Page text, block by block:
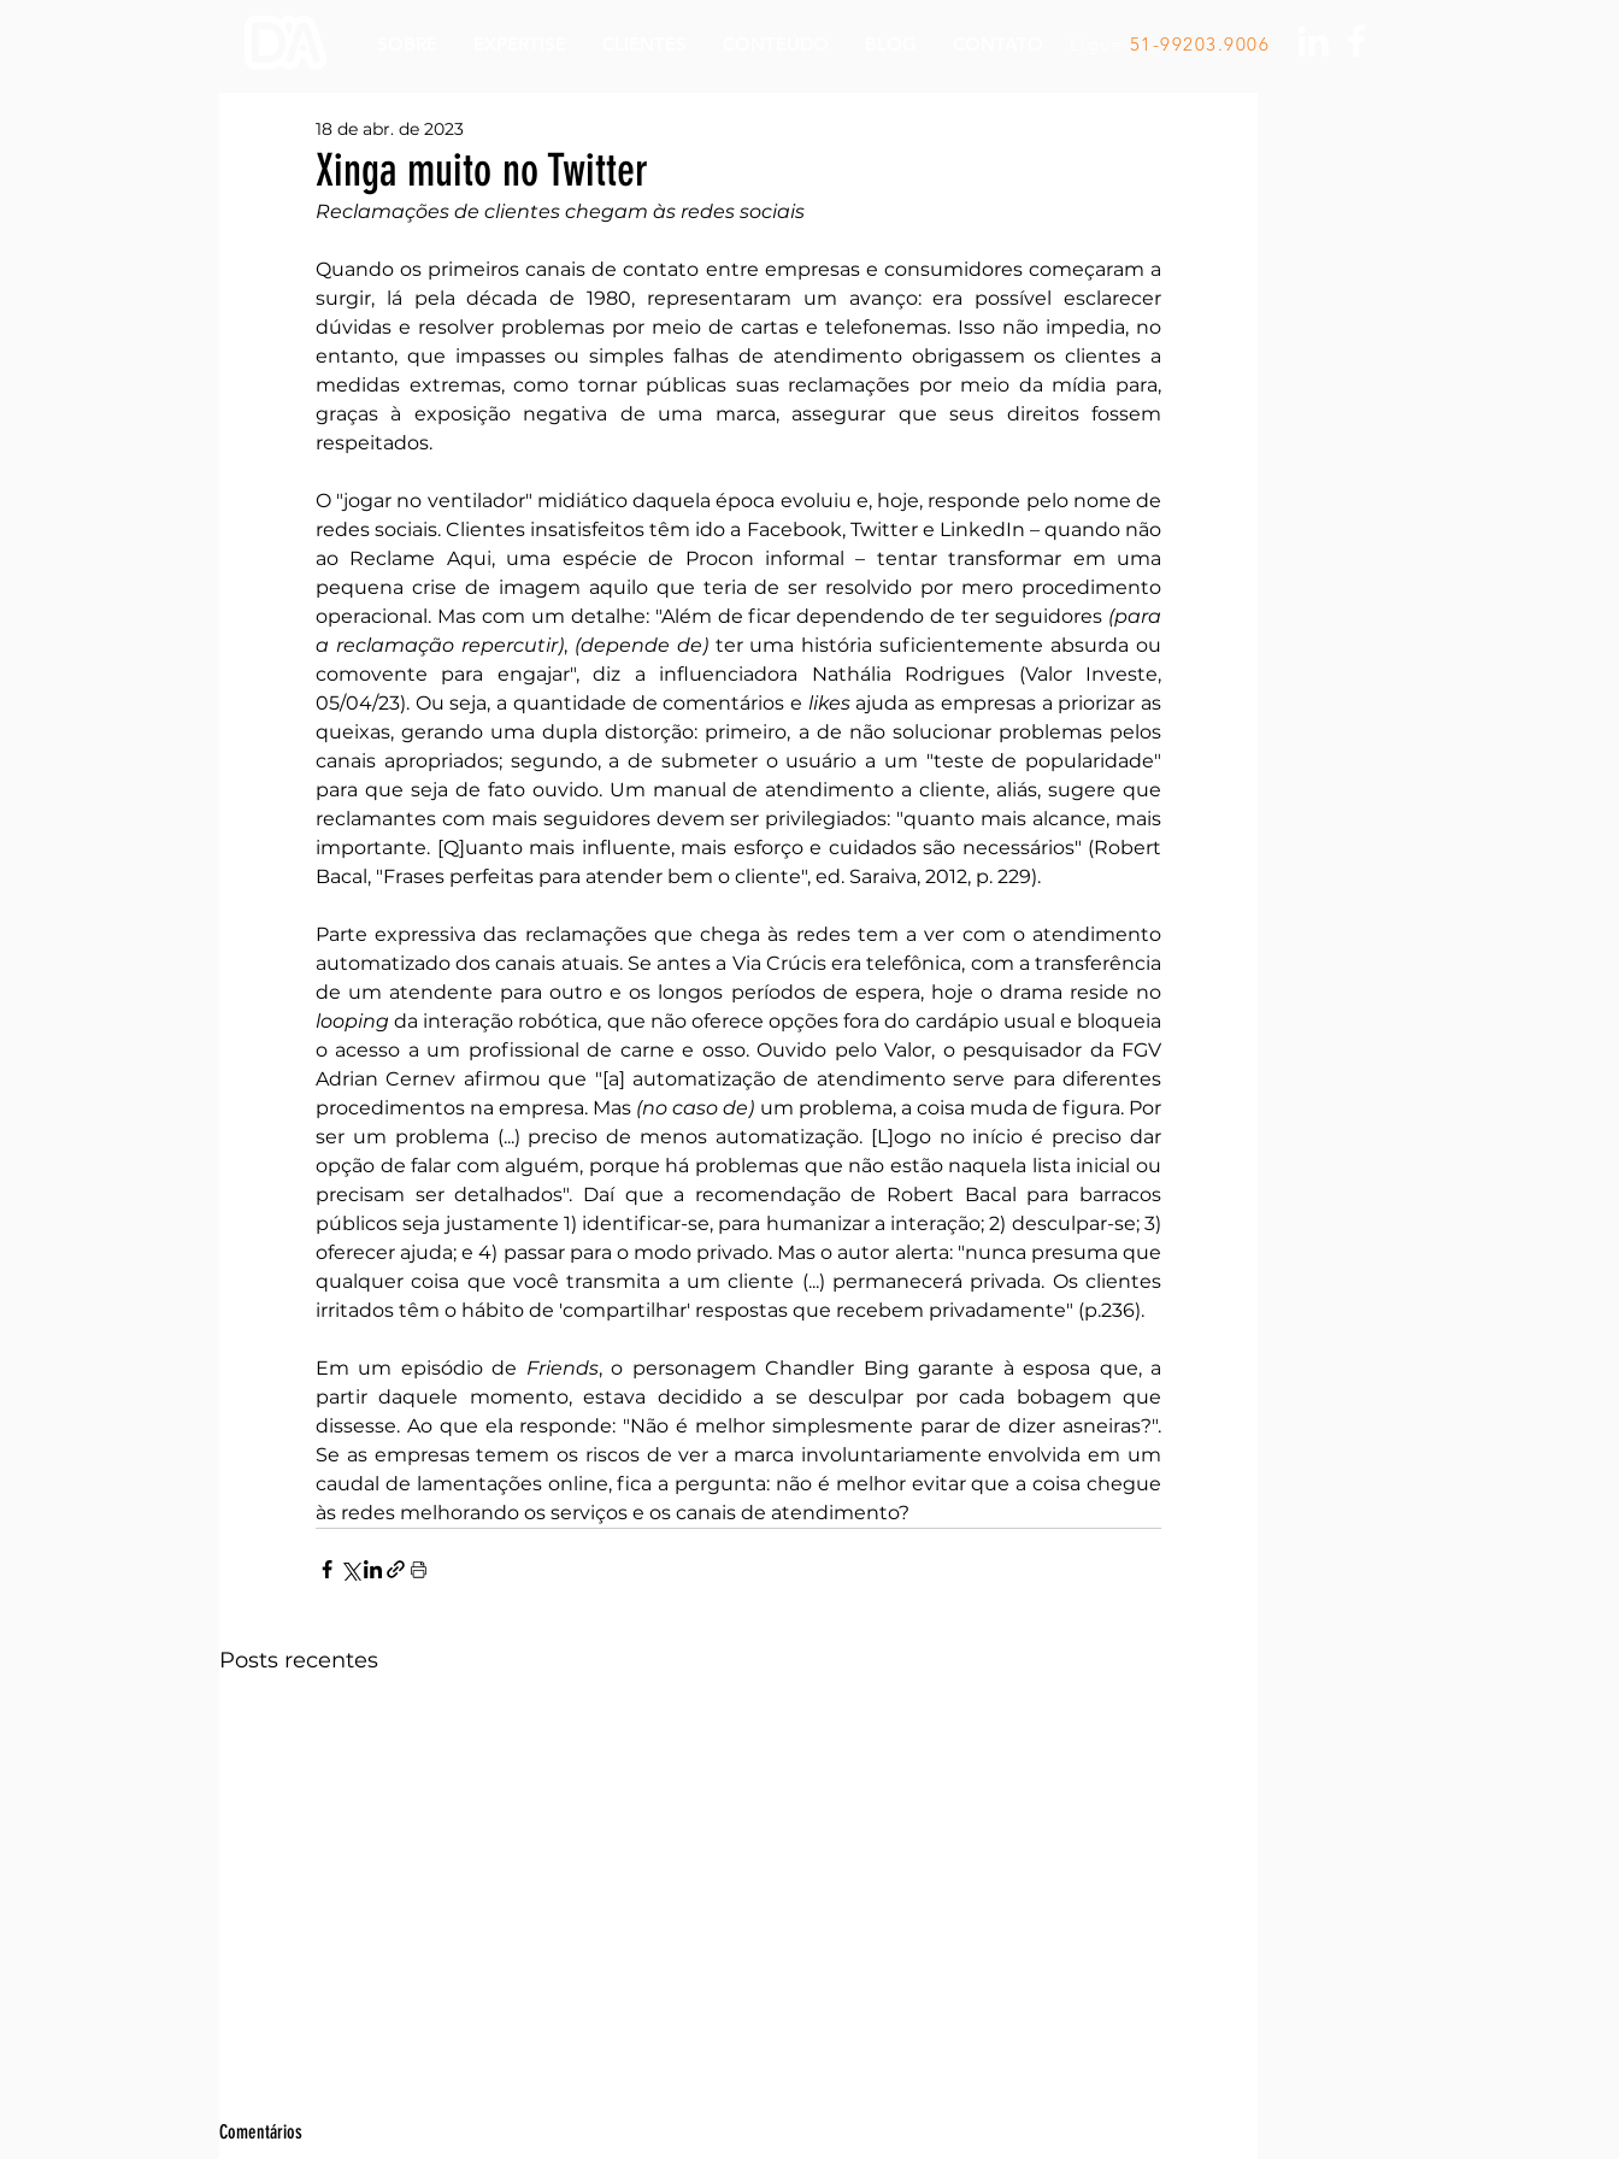
51-99203.9006
Xinga muito no Twitter
18 de abr. de 2023
Reclamações de clientes chegam às redes sociais
Quando os primeiros canais de contato entre empresas e consumidores começaram a
surgir, lá pela década de 1980, representaram um avanço: era possível esclarecer
dúvidas e resolver problemas por meio de cartas e telefonemas. Isso não impedia, no
entanto, que impasses ou simples falhas de atendimento obrigassem os clientes a
medidas extremas, como tornar públicas suas reclamações por meio da mídia para,
graças à exposição negativa de uma marca, assegurar que seus direitos fossem
respeitados.
O "jogar no ventilador" midiático daquela época evoluiu e, hoje, responde pelo nome de
redes sociais. Clientes insatisfeitos têm ido a Facebook, Twitter e LinkedIn – quando não
ao Reclame Aqui, uma espécie de Procon informal – tentar transformar em uma
pequena crise de imagem aquilo que teria de ser resolvido por mero procedimento
operacional. Mas com um detalhe: "Além de ficar dependendo de ter seguidores (para
a reclamação repercutir), (depende de) ter uma história suficientemente absurda ou
comovente para engajar", diz a influenciadora Nathália Rodrigues (Valor Investe,
05/04/23). Ou seja, a quantidade de comentários e likes ajuda as empresas a priorizar as
queixas, gerando uma dupla distorção: primeiro, a de não solucionar problemas pelos
canais apropriados; segundo, a de submeter o usuário a um "teste de popularidade"
para que seja de fato ouvido. Um manual de atendimento a cliente, aliás, sugere que
reclamantes com mais seguidores devem ser privilegiados: "quanto mais alcance, mais
importante. [Q]uanto mais influente, mais esforço e cuidados são necessários" (Robert
Bacal, "Frases perfeitas para atender bem o cliente", ed. Saraiva, 2012, p. 229).
Parte expressiva das reclamações que chega às redes tem a ver com o atendimento
automatizado dos canais atuais. Se antes a Via Crúcis era telefônica, com a transferência
looping da interação robótica, que não oferece opções fora do cardápio usual e bloqueia
o acesso a um profissional de carne e osso. Ouvido pelo Valor, o pesquisador da FGV
Adrian Cernev afirmou que "[a] automatização de atendimento serve para diferentes
procedimentos na empresa. Mas (no caso de) um problema, a coisa muda de figura. Por
ser um problema (...) preciso de menos automatização. [L]ogo no início é preciso dar
opção de falar com alguém, porque há problemas que não estão naquela lista inicial ou
precisam ser detalhados". Daí que a recomendação de Robert Bacal para barracos
públicos seja justamente 1) identificar-se, para humanizar a interação; 2) desculpar-se; 3)
oferecer ajuda; e 4) passar para o modo privado. Mas o autor alerta: "nunca presuma que
qualquer coisa que você transmita a um cliente (...) permanecerá privada. Os clientes
irritados têm o hábito de 'compartilhar' respostas que recebem privadamente" (p.236).
Em um episódio de Friends, o personagem Chandler Bing garante à esposa que, a
partir daquele momento, estava decidido a se desculpar por cada bobagem que
dissesse. Ao que ela responde: "Não é melhor simplesmente parar de dizer asneiras?".
Se as empresas temem os riscos de ver a marca involuntariamente envolvida em um
caudal de lamentações online, fica a pergunta: não é melhor evitar que a coisa chegue
às redes melhorando os serviços e os canais de atendimento?
Posts recentes
Comentários